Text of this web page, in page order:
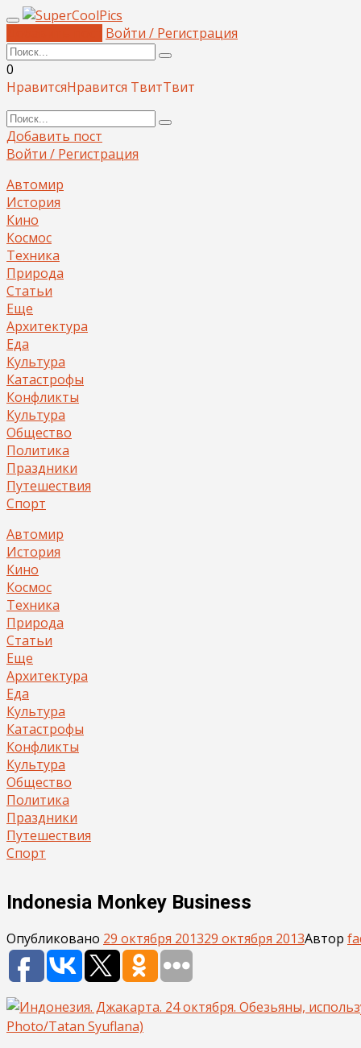
Войти / Регистрация
0
НравитсяНравится ТвитТвит
Добавить пост
Войти / Регистрация
Автомир
История
Кино
Космос
Техника
Природа
Статьи
Еще
Архитектура
Еда
Культура
Катастрофы
Конфликты
Культура
Общество
Политика
Праздники
Путешествия
Спорт
Автомир
История
Кино
Космос
Техника
Природа
Статьи
Еще
Архитектура
Еда
Культура
Катастрофы
Конфликты
Культура
Общество
Политика
Праздники
Путешествия
Спорт
Indonesia Monkey Business
Опубликовано 29 октября 201329 октября 2013Автор